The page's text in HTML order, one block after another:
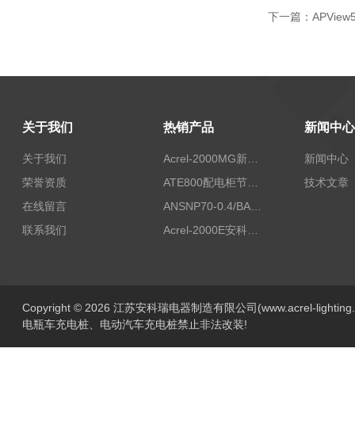
下一篇：
关于我们
关于我们
荣誉资质
在线留言
联系我们
热销产品
Acrel-2000MG新能源消纳安科瑞微电网能量管理系统
ATE800配电柜节点无线测温/表带捆绑/无源感应取电
ANSNP70-0.4/BANSNP中线安防保护器 治理三相不平衡
Acrel-2000E安科瑞Acrel配电室综合监控系统
新闻中心
新闻中心
技术文章
Copyright © 2026 江苏安科瑞电器制造有限公司(www.acrel-
电瓶车充电桩、电动汽车充电桩禁止非法改装!